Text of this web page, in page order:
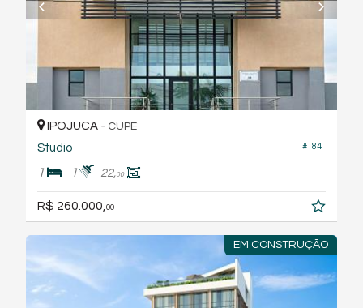
#184
IPOJUCA - CUPE
Studio
1 1 22,00
R$ 260.000, 00
EM CONSTRUÇÃO